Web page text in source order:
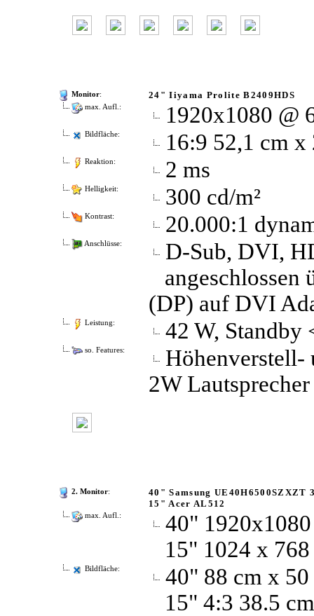
Monitor: 24" Iiyama Prolite B2409HDS
max. Aufl.: 1920x1080 @
Bildfläche: 16:9 52,1 cm x
Reaktion: 2 ms
Helligkeit: 300 cd/m²
Kontrast: 20.000:1
Anschlüsse:
D-Sub, DVI,
angeschlossen
(DP) auf DVI
Leistung: 42 W, Standby
so. Features:
Höhenverstell-
2W Lautsprecher
2. Monitor:
40" Samsung UE40H6500SZXZT
15" Acer AL512
max. Aufl.:
40"
15" 1024 x
Bildfläche:
40" 88 cm x
15" 4:3 38.5